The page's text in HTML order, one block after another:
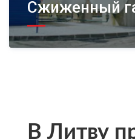
Сжиженный
В Литву